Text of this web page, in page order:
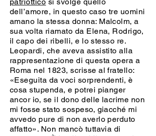
dell’amore, in questo caso tre uomini
amano la stessa donna: Malcolm, a
sua volta riamato da Elena, Rodrigo,
il capo dei ribelli, e lo stesso re.
Leopardi, che aveva assistito alla
rappresentazione di questa opera a
Roma nel 1823, scrisse al fratello:
«Eseguita da voci sorprendenti, è
cosa stupenda, e potrei pianger
ancor io, se il dono delle lacrime non
mi fosse stato sospeso, giacché mi
avvedo pure di non averlo perduto
affatto». Non mancò tuttavia di